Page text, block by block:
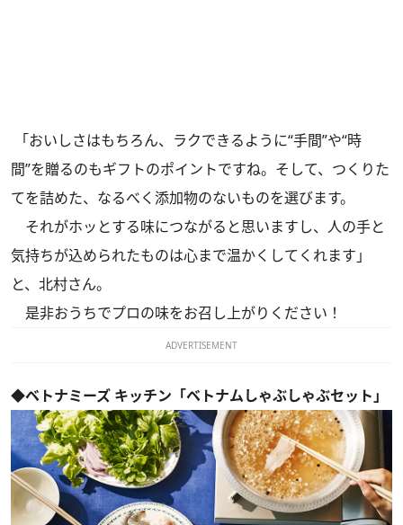
「おいしさはもちろん、ラクできるように“手間”や“時
間”を贈るのもギフトのポイントですね。そして、つくりた
てを詰めた、なるべく添加物のないものを選びます。
それがホッとする味につながると思いますし、人の手と
気持ちが込められたものは心まで温かくしてくれます」
と、北村さん。
是非おうちでプロの味をお召し上がりください！
ADVERTISEMENT
◆ベトナミーズ キッチン「ベトナムしゃぶしゃぶセット」